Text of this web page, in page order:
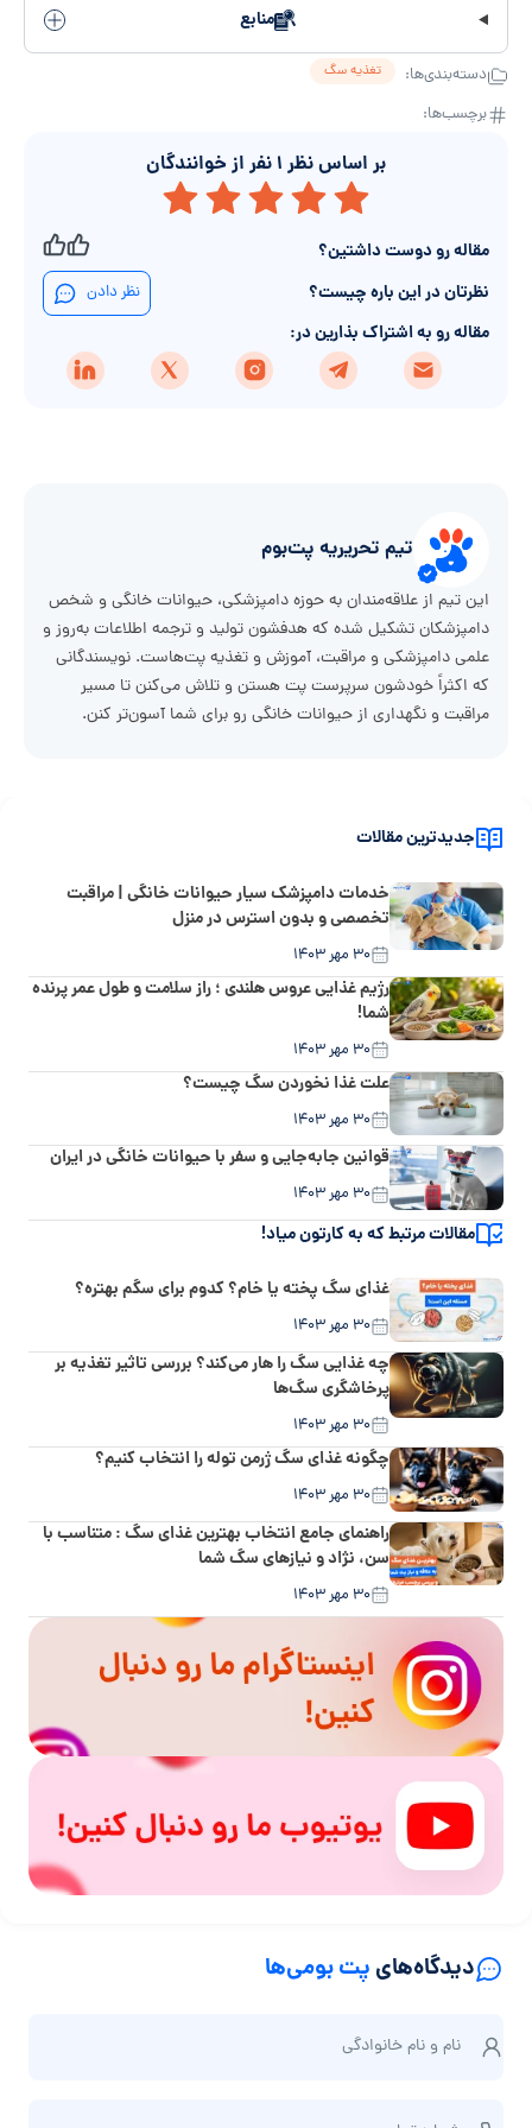
منابع
دسته‌بندی‌ها: تغذیه سگ
برچسب‌ها:
بر اساس نظر ۱ نفر از خوانندگان
مقاله رو دوست داشتین؟
نظرتان در این باره چیست؟
نظر دادن
مقاله رو به اشتراک بذارین در:
تیم تحریریه پت‌بوم
این تیم از علاقه‌مندان به حوزه دامپزشکی، حیوانات خانگی و شخص
دامپزشکان تشکیل شده که هدفشون تولید و ترجمه اطلاعات به‌روز و
علمی دامپزشکی و مراقبت، آموزش و تغذیه پت‌هاست. نویسندگانی
که اکثراً خودشون سرپرست پت هستن و تلاش می‌کنن تا مسیر
مراقبت و نگهداری از حیوانات خانگی رو برای شما آسون‌تر کنن.
جدیدترین مقالات
خدمات دامپزشک سیار حیوانات خانگی | مراقبت
تخصصی و بدون استرس در منزل
۳۰ مهر ۱۴۰۳
رژیم غذایی عروس هلندی ؛ راز سلامت و طول عمر پرنده
شما!
۳۰ مهر ۱۴۰۳
علت غذا نخوردن سگ چیست؟
۳۰ مهر ۱۴۰۳
قوانین جابه‌جایی و سفر با حیوانات خانگی در ایران
۳۰ مهر ۱۴۰۳
مقالات مرتبط که به کارتون میاد!
غذای سگ پخته یا خام؟ کدوم برای سگم بهتره؟
۳۰ مهر ۱۴۰۳
چه غذایی سگ را هار می‌کند؟ بررسی تاثیر تغذیه بر
پرخاشگری سگ‌ها
۳۰ مهر ۱۴۰۳
چگونه غذای سگ ژرمن توله را انتخاب کنیم؟
۳۰ مهر ۱۴۰۳
راهنمای جامع انتخاب بهترین غذای سگ : متناسب با
سن، نژاد و نیازهای سگ شما
۳۰ مهر ۱۴۰۳
دیدگاه‌های پت بومی‌ها
و
نام و نام‌ خانوادگی